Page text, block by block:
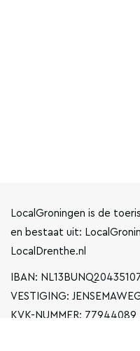
LocalGroningen is de
en bestaat uit:
LocalDrenthe.nl
IBAN:
VESTIGING:
KVK-NUMMER: 77944089